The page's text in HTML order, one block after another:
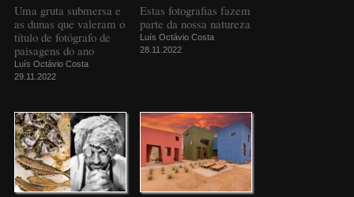
Uma gruta submersa e
as dunas que valeram o
título de fotógrafo de
paisagens do ano
Luís Octávio Costa
29.11.2022
Estas fotografias fazem
parte da nossa natureza
Luís Octávio Costa
28.11.2022